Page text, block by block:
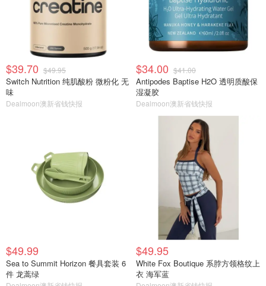
$39.70 $49.95
Switch Nutrition 纯肌酸粉 微粉化 无
味
Dealmoon澳新省钱快报
$34.00 $41.00
Antipodes Baptise H2O 透明质酸保
湿凝胶
Dealmoon澳新省钱快报
$49.99
Sea to Summit Horizon 餐具套装 6
件 龙蒿绿
$49.95
White Fox Boutique 系脖方领格纹上
衣 海军蓝